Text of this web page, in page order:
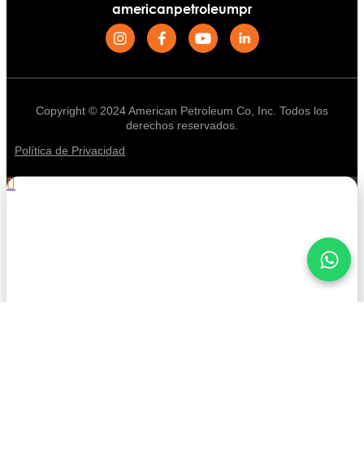
americanpetroleumpr
Copyright © 2024 American Petroleum Co, Inc. Todos los
derechos reservados.
Política de Privacidad